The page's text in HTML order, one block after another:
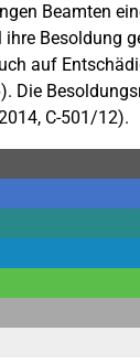
Beamten
Besoldung
auf
Die
C-501/12).